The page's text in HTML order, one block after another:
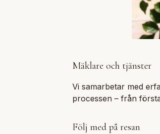
Mäklare och tjänster
Vi samarbetar med
processen – från
Följ med på resan